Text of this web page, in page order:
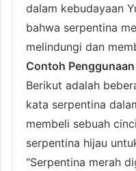
dalam kebudayaan
bahwa serpentina
melindungi dan
Contoh
Berikut adalah
kata serpentina
membeli sebuah
serpentina hijau
"Serpentina merah